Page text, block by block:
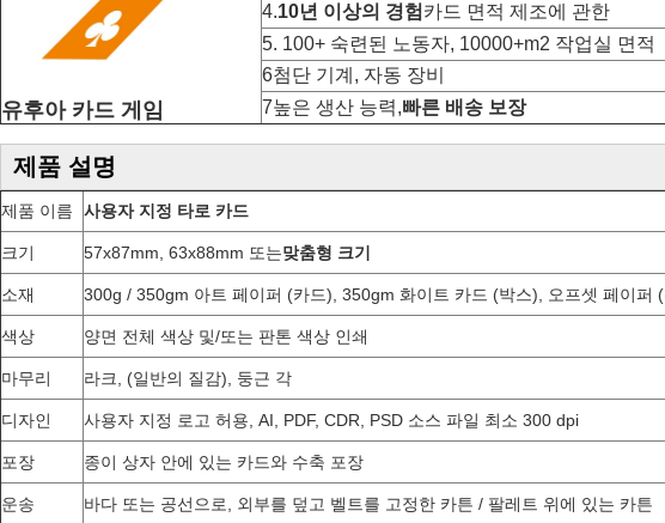
유후아 카드 게임
4.10년 이상의 경험 카드 면적 제조에 관한
5. 100+ 숙련된 노동자, 10000+m2 작업실 면적
6첨단 기계, 자동 장비
7높은 생산 능력,빠른 배송 보장
제품 설명
제품 이름 사용자 지정 타로 카드
크기 57x87mm, 63x88mm 또는맞춤형 크기
소재 300g / 350gm 아트 페이퍼 (카드), 350gm 화이트 카드 (박스), 오프셋 페이퍼
색상 양면 전체 색상 및/또는 판톤 색상 인쇄
마무리 라크, (일반의 질감), 둥근 각
디자인 사용자 지정 로고 허용, AI, PDF, CDR, PSD 소스 파일 최소 300 dpi
포장 종이 상자 안에 있는 카드와 수축 포장
운송 바다 또는 공선으로, 외부를 덮고 벨트를 고정한 카튼 / 팔레트 위에 있는 카튼